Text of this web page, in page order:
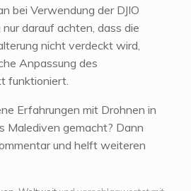
bei Verwendung der DJIO
darauf achten, dass die
nicht verdeckt wird,
Anpassung des
funktioniert.
Erfahrungen mit Drohnen in
Malediven gemacht? Dann
und helft weiteren